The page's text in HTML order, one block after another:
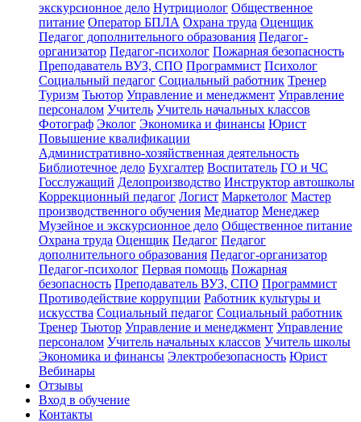
экскурсионное дело Нутрициолог Общественное
питание Оператор БПЛА Охрана труда Оценщик
Педагог дополнительного образования Педагог-
организатор Педагог-психолог Пожарная безопасность
Преподаватель ВУЗ, СПО Программист Психолог
Социальный педагог Социальный работник Тренер
Туризм Тьютор Управление и менеджмент Управление
персоналом Учитель Учитель начальных классов
Фотограф Эколог Экономика и финансы Юрист
Повышение квалификации
Административно-хозяйственная деятельность
Библиотечное дело Бухгалтер Воспитатель ГО и ЧС
Госслужащий Делопроизводство Инструктор автошколы
Коррекционный педагог Логист Маркетолог Мастер
производственного обучения Медиатор Менеджер
Музейное и экскурсионное дело Общественное питание
Охрана труда Оценщик Педагог Педагог
дополнительного образования Педагог-организатор
Педагог-психолог Первая помощь Пожарная
безопасность Преподаватель ВУЗ, СПО Программист
Противодействие коррупции Работник культуры и
искусства Социальный педагог Социальный работник
Тренер Тьютор Управление и менеджмент Управление
персоналом Учитель начальных классов Учитель школы
Экономика и финансы Электробезопасность Юрист
Вебинары
Отзывы
Вход в обучение
Контакты